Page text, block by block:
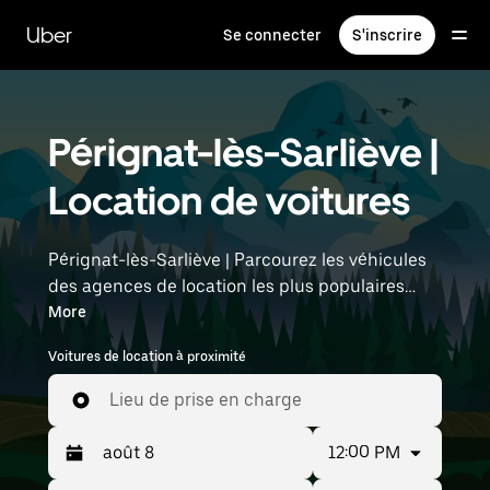
contenu
principal
Uber Se connecter S'inscrire
Pérignat-lès-Sarliève |
Location de voitures
Pérignat-lès-Sarliève | Parcourez les véhicules
des agences de location les plus populaires
avec Uber Rent. Des voitures électriques aux
berlines de luxe en passant par les SUV, vous
trouverez des véhicules adaptés aux voyageurs
en solo et aux groupes comptant jusqu'à
sept personnes. Saisissez l'heure et
l'emplacement (par exemple : Lyon–Saint-
Exupéry Airport) pour trouver des voitures de
More
Voitures de location à proximité
Lieu de prise en charge
12:00 PM